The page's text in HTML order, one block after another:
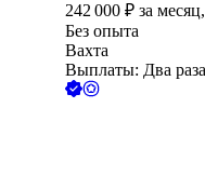
242 000 ₽ за месяц,
Без опыта
Вахта
Выплаты: Два